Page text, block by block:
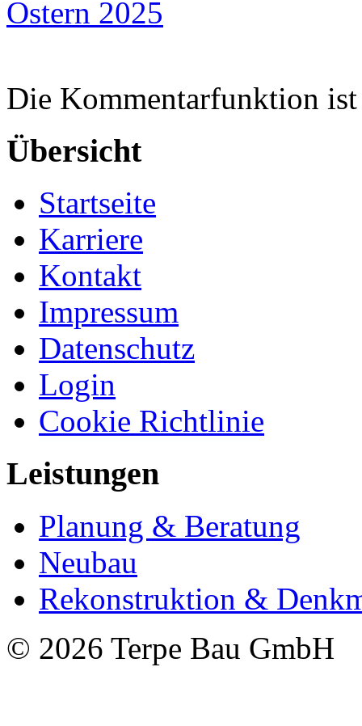
Ostern 2025
Die Kommentarfunktion ist
Übersicht
Startseite
Karriere
Kontakt
Impressum
Datenschutz
Login
Cookie Richtlinie
Leistungen
Planung & Beratung
Neubau
Rekonstruktion &
© 2026 Terpe Bau GmbH